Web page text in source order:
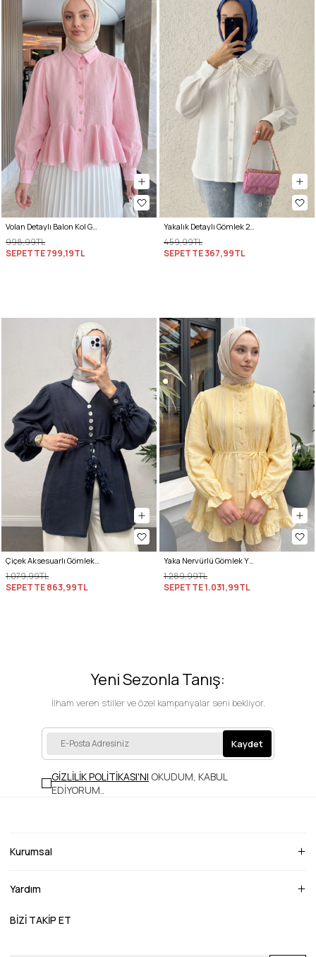
998,99TL
SEPETTE799,19TL
459,99TL
SEPETTE367,99TL
1.079,99TL
SEPETTE863,99TL
1.289,99TL
SEPETTE1.031,99TL
Yeni Sezonla Tanış:
İlham veren stiller ve özel kampanyalar seni bekliyor.
Kaydet
GİZLİLİK POLİTİKASI'NI OKUDUM, KABUL
EDİYORUM.
Kurumsal
Yardım
BİZİ TAKİP ET